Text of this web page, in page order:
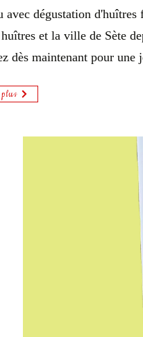
avec dégustation
et la ville de Sète
dès maintenant pour une